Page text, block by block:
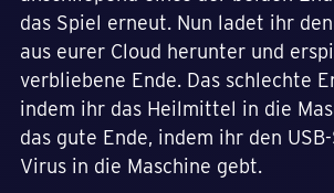
das Spiel erneut. Nun ladet ihr
aus eurer Cloud herunter und
verbliebene Ende. Das schlechte
indem ihr das Heilmittel in die
das gute Ende, indem ihr den
Virus in die Maschine gebt.